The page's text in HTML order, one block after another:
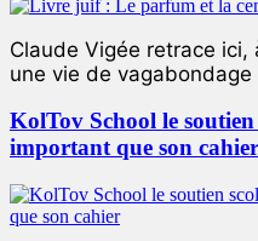
Claude Vigée retrace
une vie de vagabondage
KolTov School le
important que son cahier